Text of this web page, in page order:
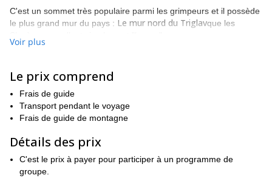
C'est un sommet très populaire parmi les grimpeurs et il possède
le plus grand mur du pays : Le mur nord du Triglavque les
de randonnée, nous atteindrons
refuge en refuge où nous passerons la nuit. De là, nous irons au
sommet du Mont Triglav.
Mais si vous vous sentez l'âme d'un aventurier, il y a aussi une
refuge au sommet et vice-versa.
Je peux prendre des groupes jusqu'à 5 personnes, de fin juin à
fin septembre. En outre, vous devez considérer que nous partons
Voir plus
Le prix comprend
Frais de guide
Transport pendant le voyage
Frais de guide de montagne
Détails des prix
C'est le prix à payer pour participer à un programme de
groupe.